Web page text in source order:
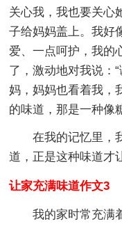
关心我，我也要关心
子给妈妈盖上。我好
爱、一点呵护，我的
了，激动地对我说：
妈，妈妈也看着我，
的味道，那是一种像
在我的记忆里，
道，正是这种味道才
让家充满味道作文3
我的家时常充满